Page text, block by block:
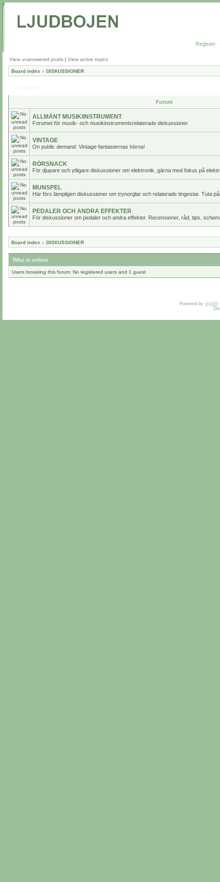
Register
View unanswered posts | View active topics
Board index » DISKUSSIONER
Forum
ALLMÄNT MUSIK/INSTRUMENT
Forumet för musik- och musikinstrumentsrelaterade diskussioner
VINTAGE
On public demand: Vintage-fantasternas hörna!
RÖRSNACK
För djupare och ytligare diskussioner om elektronik, gärna med fokus på
MUNSPEL
Här förs lämpligen diskussioner om trynorglar och relaterade tingestar. Tuta
PEDALER OCH ANDRA EFFEKTER
För diskussioner om pedaler och andra effekter. Recensioner, råd, tips,
Board index » DISKUSSIONER
Who is online
Users browsing this forum: No registered users and 1 guest
Powered by phpBB